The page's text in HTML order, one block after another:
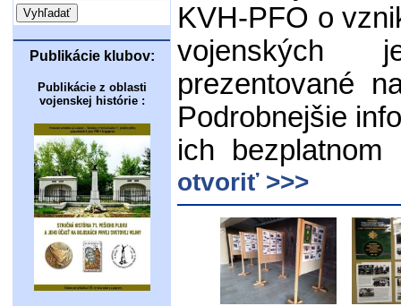
Publikácie klubov:
Publikácie z oblasti
vojenskej histórie :
KVH-PFO o
vojenských
prezentované
Podrobnejšie
ich
otvoriť >>>